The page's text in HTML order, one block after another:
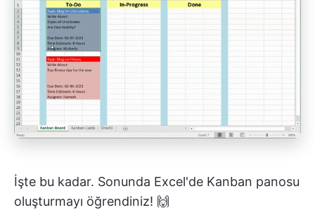
İşte bu kadar. Sonunda Excel'de Kanban panosu
oluşturmayı öğrendiniz! 🙌